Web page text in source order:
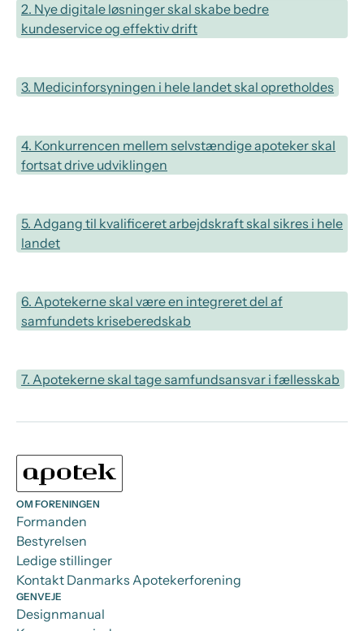
2. Nye digitale løsninger skal skabe bedre
kundeservice og effektiv drift
3. Medicinforsyningen i hele landet skal opretholdes
4. Konkurrencen mellem selvstændige apoteker skal
fortsat drive udviklingen
5. Adgang til kvalificeret arbejdskraft skal sikres i hele
landet
6. Apotekerne skal være en integreret del af
samfundets kriseberedskab
7. Apotekerne skal tage samfundsansvar i fællesskab
OM FORENINGEN
Formanden
Bestyrelsen
Ledige stillinger
Kontakt Danmarks Apotekerforening
GENVEJE
Designmanual